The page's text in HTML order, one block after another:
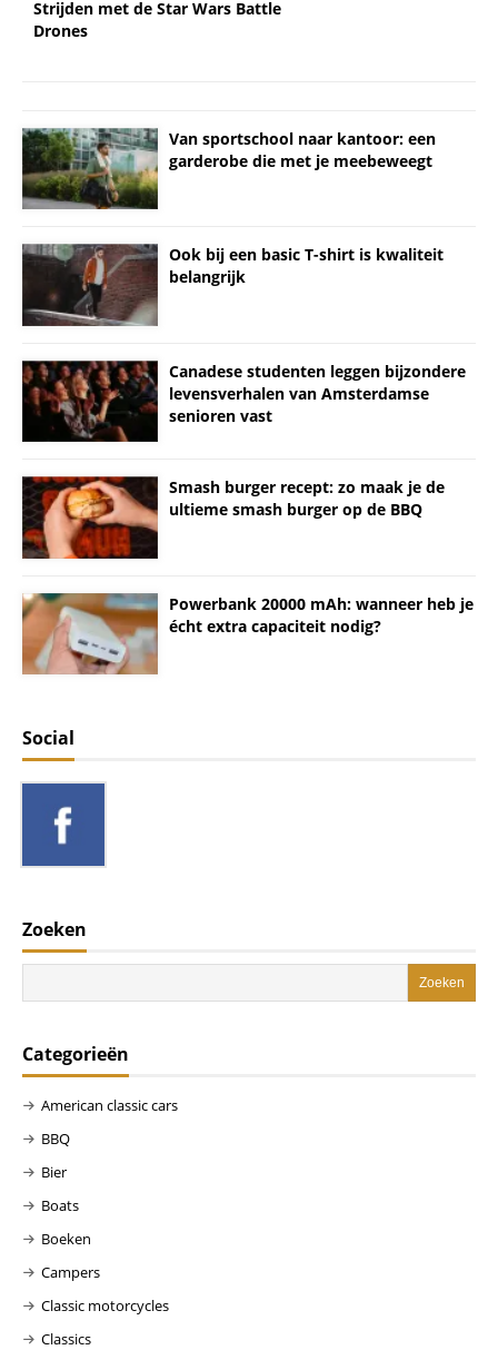
Strijden met de Star Wars Battle
Drones
Van sportschool naar kantoor: een
garderobe die met je meebeweegt
Ook bij een basic T-shirt is kwaliteit
belangrijk
Canadese studenten leggen bijzondere
levensverhalen van Amsterdamse
senioren vast
Smash burger recept: zo maak je de
ultieme smash burger op de BBQ
Powerbank 20000 mAh: wanneer heb je
écht extra capaciteit nodig?
Social
Zoeken
Categorieën
American classic cars
BBQ
Bier
Boats
Boeken
Campers
Classic motorcycles
Classics